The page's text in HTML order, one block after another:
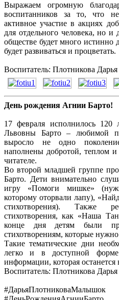
Выражаем огромную
воспитанников за то, что
активное участие в акциях
для отдельного человека, но
обществе будет много истинно
будет развиваться и процветать.
Воспитатель: Плотникова
День рождения Агнии Барто!
17 февраля исполнилось
Львовны Барто – любимой
выросло не одно
наполнены добротой, теплом
читателе.
Во второй младшей группе
Барто. Дети внимательно
игру «Помоги мишке»
которому оторвали лапу),
стихотворения). Также
стихотворения, как «Наша
конце дня детям были
стихотворениям, которые
Такие тематические дни
легко и в доступной
информации, которая останется
Воспитатель: Плотникова
#ДарьяПлотниковаМалышок